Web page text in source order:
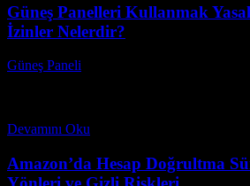
Güneş Panelleri Kullanmak
İzinler Nelerdir?
Güneş Paneli
Devamını Oku
Amazon’da Hesap Doğrultma